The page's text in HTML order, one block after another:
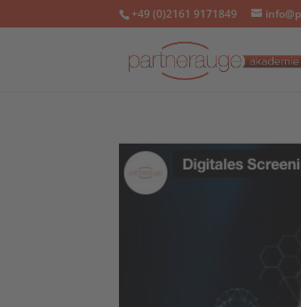
+49 (0)2161 9171849